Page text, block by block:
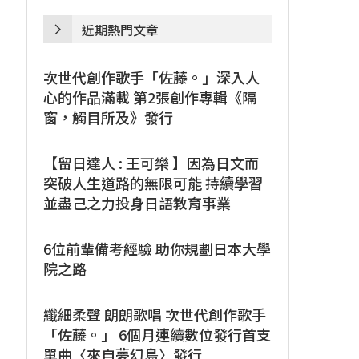
近期熱門文章
次世代創作歌手「佐藤。」深入人
心的作品滿載 第2張創作專輯《隔
窗，觸目所及》發行
【留日達人 : 王可樂 】因為日文而
突破人生道路的無限可能 持續學習
並盡己之力投身日語教育事業
6位前輩備考經驗 助你規劃日本大學
院之路
纖細柔聲 朗朗歌唱 次世代創作歌手
「佐藤。」 6個月連續數位發行首支
單曲〈來自夢幻島〉發行